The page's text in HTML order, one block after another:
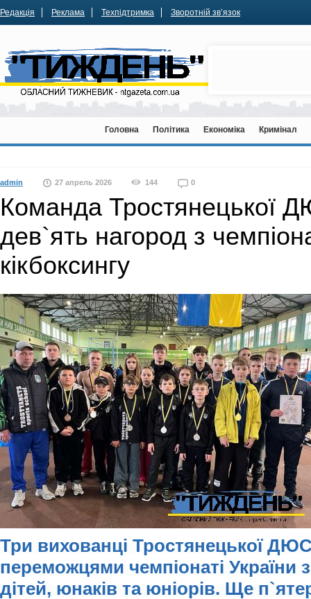
Редакція Реклама Техпідтримка Зворотній зв’язок
Головна Політика Економіка Кримінал
admin 27 апрель 2026 144 0
Команда Тростянецької
дев`ять нагород з
кікбоксингу
Три вихованці Тростянецької
переможцями чемпіонаті України
дітей, юнаків та юніорів. Ще